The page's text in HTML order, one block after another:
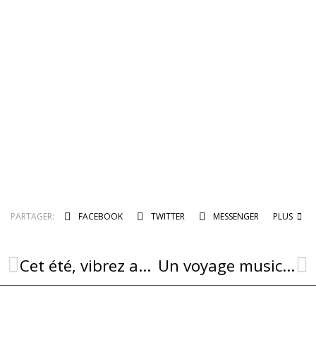
PARTAGER: FACEBOOK TWITTER MESSENGER PLUS
Cet été, vibrez au cœur de Combret ! Un voyage musical au Siècle des Lumières à l’église de Combret-sur-Rance